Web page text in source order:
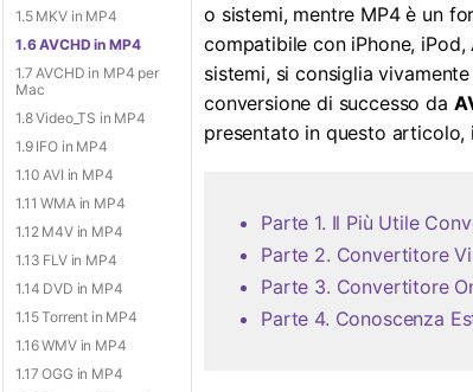
1.5 MKV in MP4
1.6 AVCHD in MP4
1.7 AVCHD in MP4 per
Mac
1.8 Video_TS in MP4
1.9 IFO in MP4
1.10 AVI in MP4
1.11 WMA in MP4
1.12 M4V in MP4
1.13 FLV in MP4
1.14 DVD in MP4
1.15 Torrent in MP4
1.16 WMV in MP4
1.17 OGG in MP4
o sistemi, mentre MP4 è un
compatibile con iPhone,
sistemi, si consiglia
conversione di successo da
presentato in questo articolo,
Parte 1. Il Più Utile
Parte 2. Convertitore
Parte 3. Convertitore
Parte 4. Conoscenza